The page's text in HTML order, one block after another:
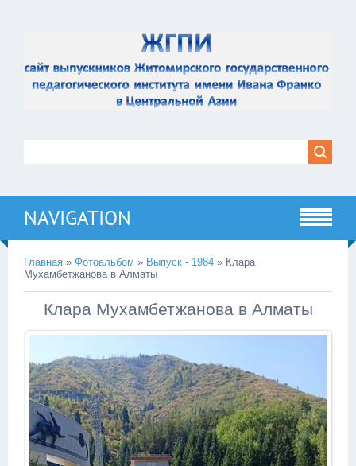
NAVIGATION
Главная » Фотоальбом » Выпуск - 1984 » Клара
Мухамбетжанова в Алматы
Клара Мухамбетжанова в Алматы